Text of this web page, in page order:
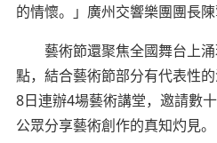
的情懷。」廣州交響樂團團長陳
藝術節還聚焦全國舞台上涌
點，結合藝術節部分有代表性
8日連辦4場藝術講堂，邀請數
公眾分享藝術創作的真知灼見。